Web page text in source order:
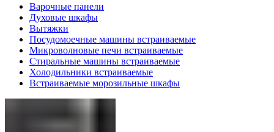
Варочные панели
Духовые шкафы
Вытяжки
Посудомоечные машины встраиваемые
Микроволновые печи встраиваемые
Стиральные машины встраиваемые
Холодильники встраиваемые
Встраиваемые морозильные шкафы